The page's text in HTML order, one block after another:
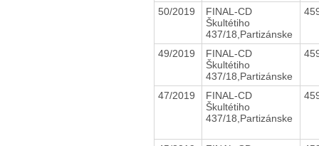
50/2019
FINAL-CD
Škultétiho
437/18,Partizánske
49/2019
FINAL-CD
Škultétiho
437/18,Partizánske
47/2019
FINAL-CD
Škultétiho
437/18,Partizánske